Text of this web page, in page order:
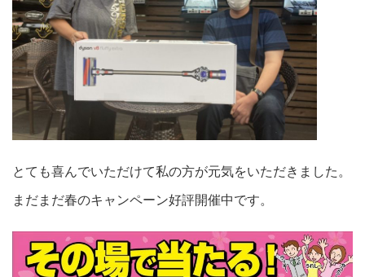
とても喜んでいただけて私の方が元気をいただきました。
まだまだ春のキャンペーン好評開催中です。